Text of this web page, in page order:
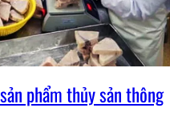
phẩm thủy sản thông